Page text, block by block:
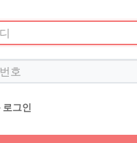
로그인